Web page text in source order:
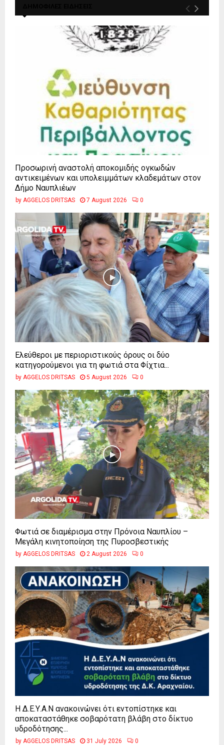
Προσωρινή αναστολή αποκομιδής ογκωδών
αντικειμένων και υπολειμμάτων κλαδεμάτων στον
Δήμο Ναυπλιέων
by AGGELOS DRITSAS 7 August 2026 0
Ελεύθεροι με περιοριστικούς όρους οι δύο
κατηγορούμενοι για τη φωτιά στα Φίχτια...
by AGGELOS DRITSAS 5 August 2026 0
Φωτιά σε διαμέρισμα στην Πρόνοια Ναυπλίου –
Μεγάλη κινητοποίηση της Πυροσβεστικής
by AGGELOS DRITSAS 2 August 2026 0
Η Δ.Ε.Υ.Α.Ν ανακοινώνει ότι εντοπίστηκε και
αποκαταστάθηκε σοβαρότατη βλάβη στο δίκτυο
υδροδότησης...
by AGGELOS DRITSAS 31 July 2026 0